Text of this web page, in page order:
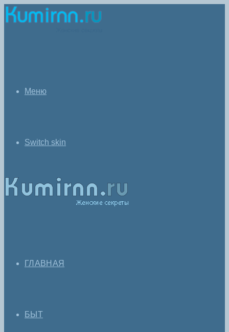
Меню
Switch skin
ГЛАВНАЯ
БЫТ